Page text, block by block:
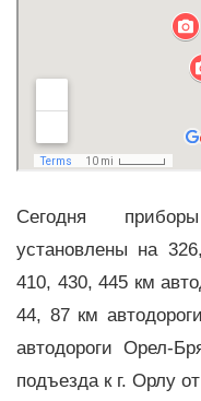
Сегодня
установлены на
410, 430, 445 км
44, 87 км
автодороги Орел-
подъезда к г. Орлу